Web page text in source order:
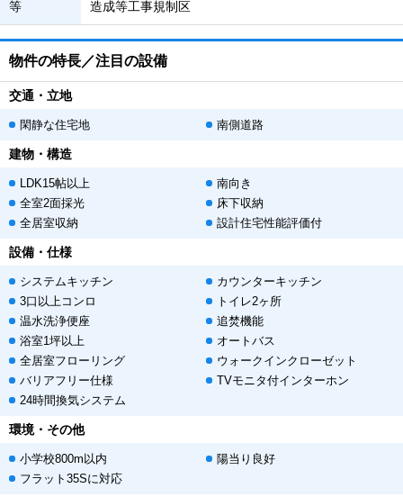
等 造成等工事規制区
物件の特長／注目の設備
交通・立地
閑静な住宅地 南側道路
建物・構造
LDK15帖以上
南向き
全室2面採光
床下収納
全居室収納
設計住宅性能評価付
設備・仕様
システムキッチン
カウンターキッチン
3口以上コンロ
トイレ2ヶ所
温水洗浄便座
追焚機能
浴室1坪以上
オートバス
全居室フローリング
ウォークインクローゼット
バリアフリー仕様
TVモニタ付インターホン
24時間換気システム
環境・その他
小学校800m以内
陽当り良好
フラット35Sに対応